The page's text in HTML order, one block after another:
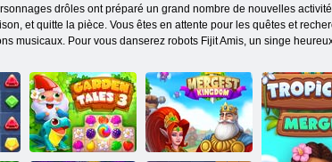
drôles ont préparé un grand nombre de nouvelles
et quitte la pièce. Vous êtes en attente pour les quêtes et
musicaux. Pour vous danserez robots Fijit Amis, un singe